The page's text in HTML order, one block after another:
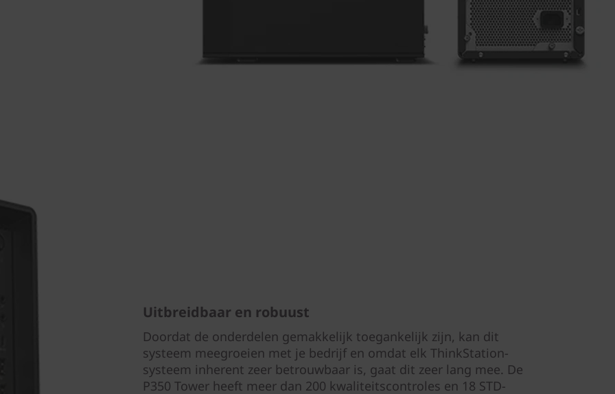
Uitbreidbaar en robuust
Doordat de onderdelen gemakkelijk toegankelijk zijn, kan dit
systeem meegroeien met je bedrijf en omdat elk ThinkStation-
systeem inherent zeer betrouwbaar is, gaat dit zeer lang mee. De
P350 Tower heeft meer dan 200 kwaliteitscontroles en 18 STD-